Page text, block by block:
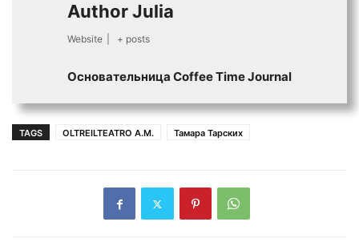
Author Julia
Website + posts
Основательница Сoffee Time Journal
TAGS OLTREILTEATRO A.M. Тамара Тарских